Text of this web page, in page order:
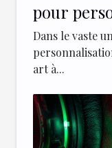
pour
Dans le vaste
art à...